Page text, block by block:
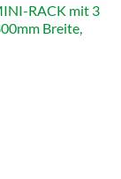
RACK mit 3
Breite,